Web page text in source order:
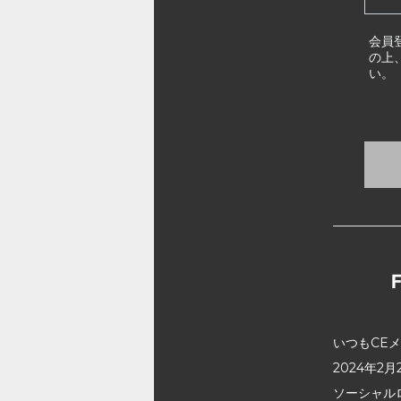
会員
の上
い。
いつもCE
2024年2月
ソーシャ